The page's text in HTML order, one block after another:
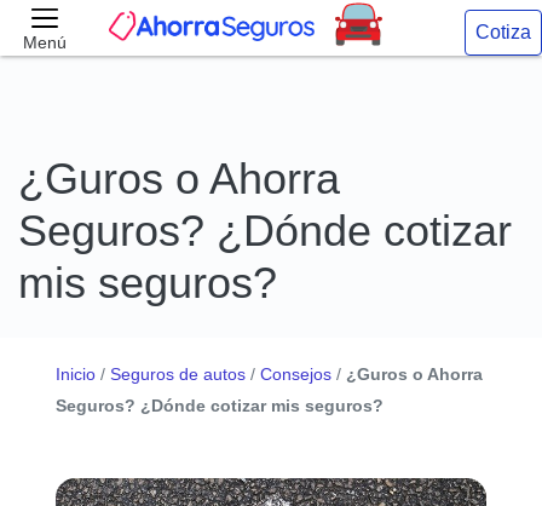
Menú Cotiza
¿Guros o Ahorra
Seguros? ¿Dónde cotizar
mis seguros?
Inicio / Seguros de autos / Consejos / ¿Guros o Ahorra
Seguros? ¿Dónde cotizar mis seguros?